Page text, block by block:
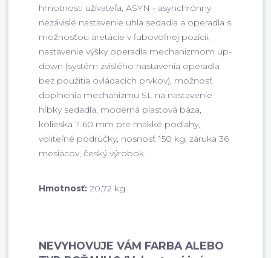
hmotnosti užívateľa, ASYN - asynchrónny
nezávislé nastavenie uhla sedadla a operadla s
možnosťou aretácie v ľubovoľnej pozícii,
nastavenie výšky operadla mechanizmom up-
down (systém zvislého nastavenia operadla
bez použitia ovládacích prvkov), možnosť
doplnenia mechanizmu SL na nastavenie
hĺbky sedadla, moderná plastová báza,
kolieska ? 60 mm pre mäkké podlahy,
voliteľné podrúčky, nosnosť 150 kg, záruka 36
mesiacov, český výrobok.
Hmotnosť: 20,72 kg
NEVYHOVUJE VÁM FARBA ALEBO